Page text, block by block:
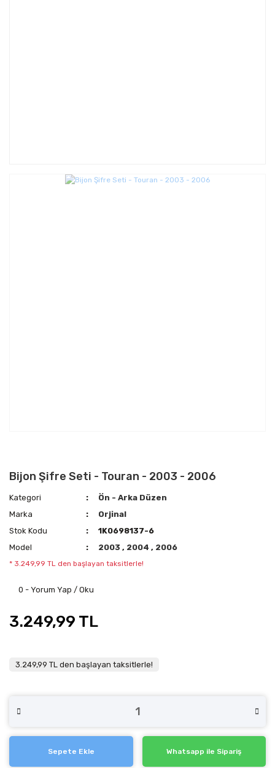
Bijon Şifre Seti - Touran - 2003 - 2006
Kategori
Ön - Arka Düzen
Marka
Orjinal
Stok Kodu
1K0698137-6
Model
2003, 2004, 2006
* 3.249,99 TL den başlayan taksitlerle!
0 - Yorum Yap / Oku
3.249,99 TL
3.249,99 TL den başlayan taksitlerle!
Sepete Ekle Whatsapp ile Sipariş